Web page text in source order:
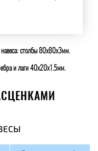
навеса: столбы 80х80х3мм.
и лаги 40х20х1.5мм.